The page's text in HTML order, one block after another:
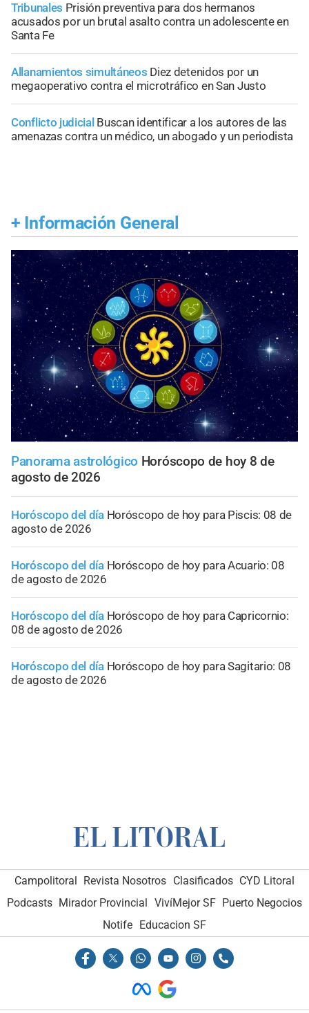
Tribunales Prisión preventiva para dos hermanos
acusados por un brutal asalto contra un adolescente en
Santa Fe
Allanamientos simultáneos Diez detenidos por un
megaoperativo contra el microtráfico en San Justo
Conflicto judicial Buscan identificar a los autores de las
amenazas contra un médico, un abogado y un periodista
+ Información General
Panorama astrológico Horóscopo de hoy 8 de
agosto de 2026
Horóscopo del día Horóscopo de hoy para Piscis: 08 de
agosto de 2026
Horóscopo del día Horóscopo de hoy para Acuario: 08
de agosto de 2026
Horóscopo del día Horóscopo de hoy para Capricornio:
08 de agosto de 2026
Horóscopo del día Horóscopo de hoy para Sagitario: 08
de agosto de 2026
Campolitoral Revista Nosotros Clasificados CYD Litoral
Podcasts Mirador Provincial VivíMejor SF Puerto Negocios
Notife Educacion SF